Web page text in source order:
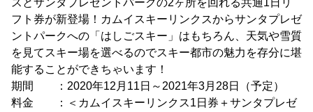
フト券が新登場！カムイスキーリンクスからサンタプレゼ
ントパークへの「はしごスキー」はもちろん、天気や雪質
を見てスキー場を選べるのでスキー都市の魅力を存分に堪
能することができちゃいます！
期間 ：2020年12月11日～2021年3月28日（予定）
料金 ：＜カムイスキーリンクス1日券＋サンタプレゼ